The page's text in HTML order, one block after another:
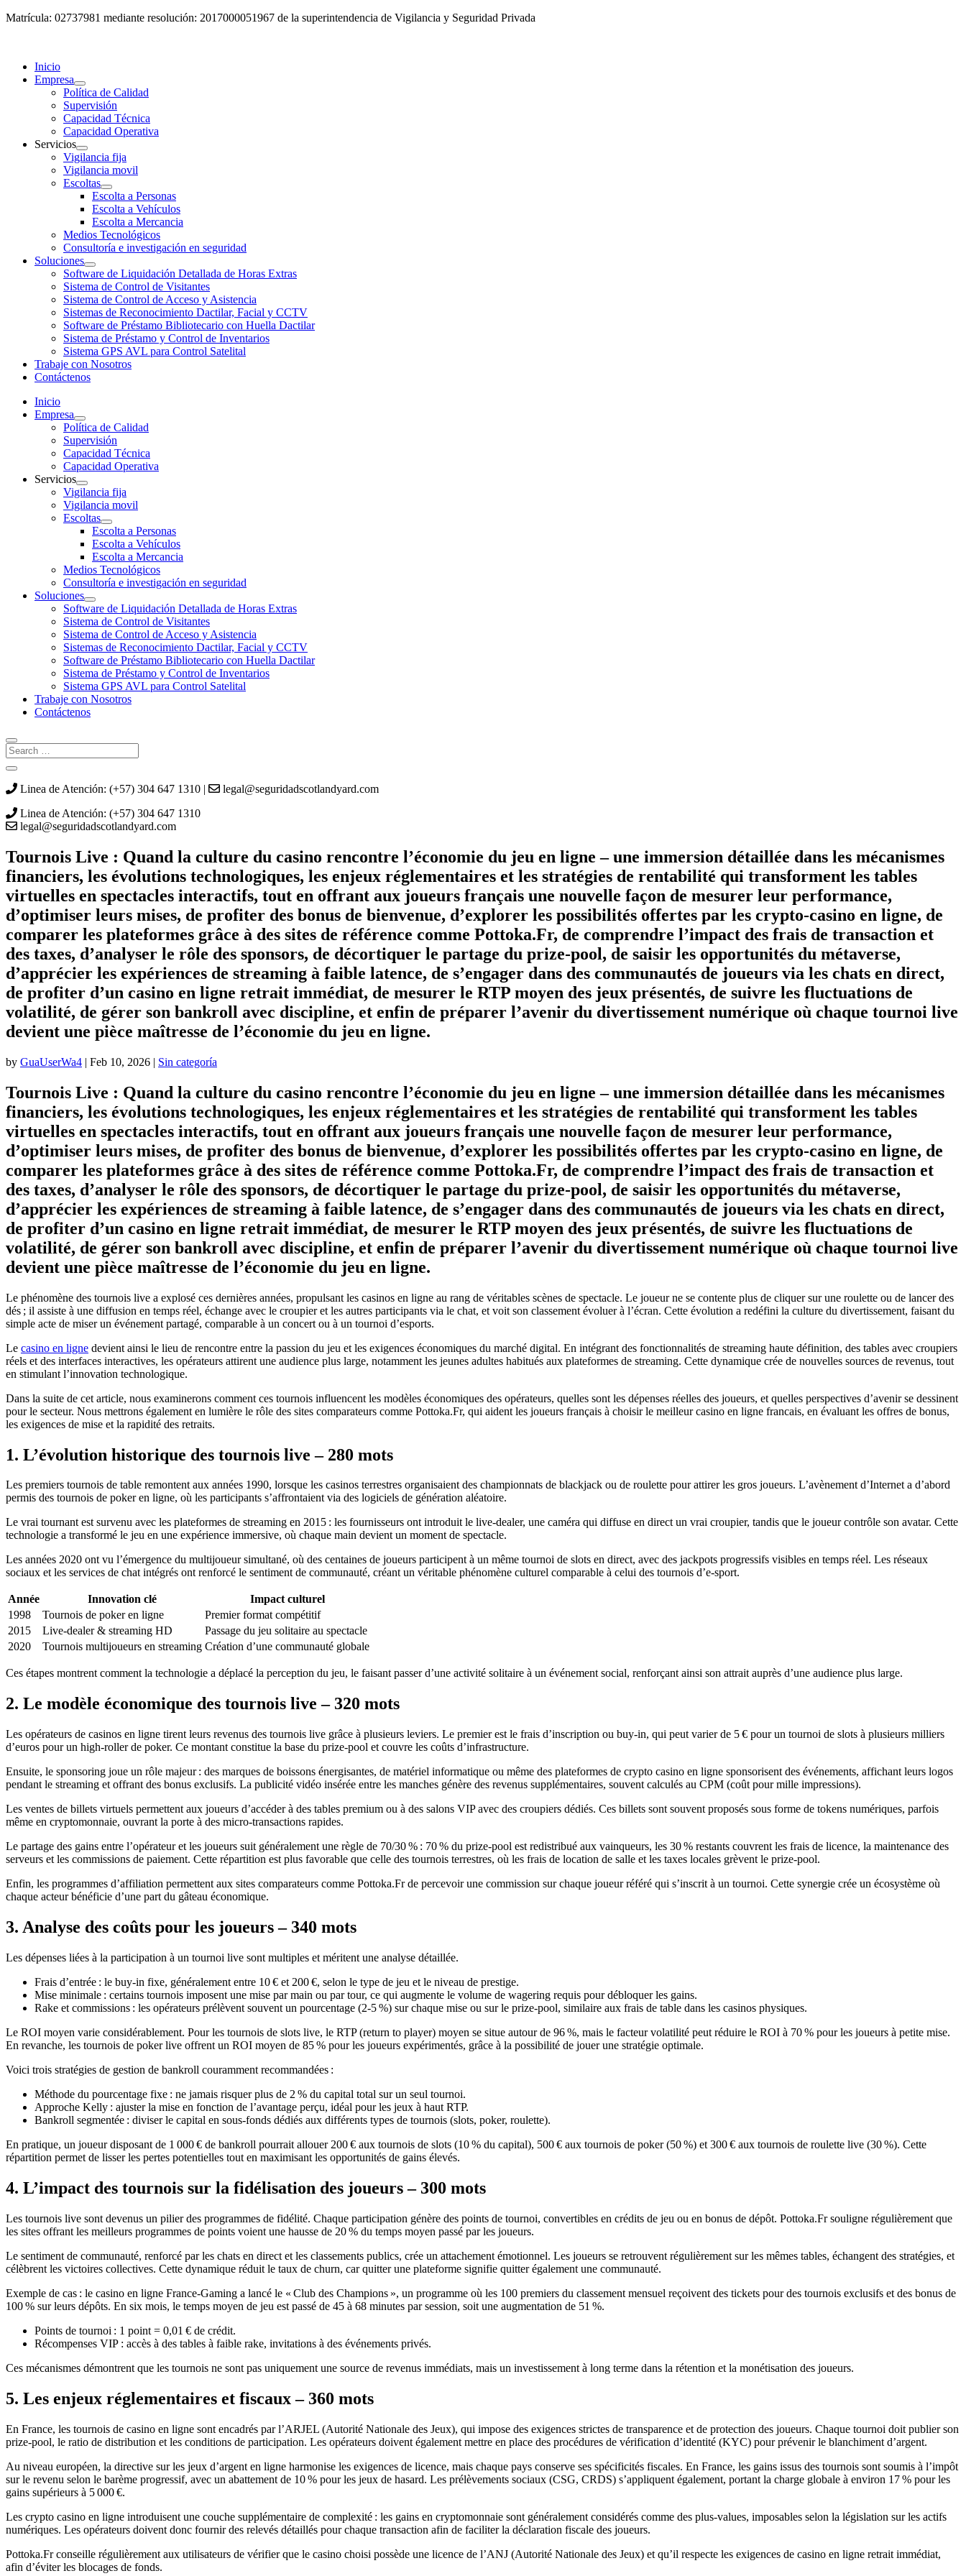
Matrícula: 02737981 mediante resolución: 2017000051967 de la superintendencia de Vigilancia y Seguridad Privada
Inicio
Empresa
Política de Calidad
Supervisión
Capacidad Técnica
Capacidad Operativa
Servicios
Vigilancia fija
Vigilancia movil
Escoltas
Escolta a Personas
Escolta a Vehículos
Escolta a Mercancia
Medios Tecnológicos
Consultoría e investigación en seguridad
Soluciones
Software de Liquidación Detallada de Horas Extras
Sistema de Control de Visitantes
Sistema de Control de Acceso y Asistencia
Sistemas de Reconocimiento Dactilar, Facial y CCTV
Software de Préstamo Bibliotecario con Huella Dactilar
Sistema de Préstamo y Control de Inventarios
Sistema GPS AVL para Control Satelital
Trabaje con Nosotros
Contáctenos
Inicio
Empresa
Política de Calidad
Supervisión
Capacidad Técnica
Capacidad Operativa
Servicios
Vigilancia fija
Vigilancia movil
Escoltas
Escolta a Personas
Escolta a Vehículos
Escolta a Mercancia
Medios Tecnológicos
Consultoría e investigación en seguridad
Soluciones
Software de Liquidación Detallada de Horas Extras
Sistema de Control de Visitantes
Sistema de Control de Acceso y Asistencia
Sistemas de Reconocimiento Dactilar, Facial y CCTV
Software de Préstamo Bibliotecario con Huella Dactilar
Sistema de Préstamo y Control de Inventarios
Sistema GPS AVL para Control Satelital
Trabaje con Nosotros
Contáctenos
Linea de Atención: (+57) 304 647 1310 |
legal@seguridadscotlandyard.com
Linea de Atención: (+57) 304 647 1310
legal@seguridadscotlandyard.com
Tournois Live : Quand la culture du casino rencontre l’économie du jeu en ligne – une immersion détaillée dans les mécanismes
financiers, les évolutions technologiques, les enjeux réglementaires et les stratégies de rentabilité qui transforment les tables
virtuelles en spectacles interactifs, tout en offrant aux joueurs français une nouvelle façon de mesurer leur performance,
d’optimiser leurs mises, de profiter des bonus de bienvenue, d’explorer les possibilités offertes par les crypto‑casino en ligne, de
comparer les plateformes grâce à des sites de référence comme Pottoka.Fr, de comprendre l’impact des frais de transaction et
des taxes, d’analyser le rôle des sponsors, de décortiquer le partage du prize‑pool, de saisir les opportunités du métaverse,
d’apprécier les expériences de streaming à faible latence, de s’engager dans des communautés de joueurs via les chats en direct,
de profiter d’un casino en ligne retrait immédiat, de mesurer le RTP moyen des jeux présentés, de suivre les fluctuations de
volatilité, de gérer son bankroll avec discipline, et enfin de préparer l’avenir du divertissement numérique où chaque tournoi live
devient une pièce maîtresse de l’économie du jeu en ligne.
by GuaUserWa4 | Feb 10, 2026 | Sin categoría
Tournois Live : Quand la culture du casino rencontre l’économie du jeu en ligne – une immersion détaillée dans les mécanismes
financiers, les évolutions technologiques, les enjeux réglementaires et les stratégies de rentabilité qui transforment les tables
virtuelles en spectacles interactifs, tout en offrant aux joueurs français une nouvelle façon de mesurer leur performance,
d’optimiser leurs mises, de profiter des bonus de bienvenue, d’explorer les possibilités offertes par les crypto‑casino en ligne, de
comparer les plateformes grâce à des sites de référence comme Pottoka.Fr, de comprendre l’impact des frais de transaction et
des taxes, d’analyser le rôle des sponsors, de décortiquer le partage du prize‑pool, de saisir les opportunités du métaverse,
d’apprécier les expériences de streaming à faible latence, de s’engager dans des communautés de joueurs via les chats en direct,
de profiter d’un casino en ligne retrait immédiat, de mesurer le RTP moyen des jeux présentés, de suivre les fluctuations de
volatilité, de gérer son bankroll avec discipline, et enfin de préparer l’avenir du divertissement numérique où chaque tournoi live
devient une pièce maîtresse de l’économie du jeu en ligne.
Le phénomène des tournois live a explosé ces dernières années, propulsant les casinos en ligne au rang de véritables scènes de spectacle. Le joueur ne se contente plus de cliquer sur une roulette ou de lancer des
dés ; il assiste à une diffusion en temps réel, échange avec le croupier et les autres participants via le chat, et voit son classement évoluer à l’écran. Cette évolution a redéfini la culture du divertissement, faisant du
simple acte de miser un événement partagé, comparable à un concert ou à un tournoi d’esports.
Le casino en ligne devient ainsi le lieu de rencontre entre la passion du jeu et les exigences économiques du marché digital. En intégrant des fonctionnalités de streaming haute définition, des tables avec croupiers
réels et des interfaces interactives, les opérateurs attirent une audience plus large, notamment les jeunes adultes habitués aux plateformes de streaming. Cette dynamique crée de nouvelles sources de revenus, tout
en stimulant l’innovation technologique.
Dans la suite de cet article, nous examinerons comment ces tournois influencent les modèles économiques des opérateurs, quelles sont les dépenses réelles des joueurs, et quelles perspectives d’avenir se dessinent
pour le secteur. Nous mettrons également en lumière le rôle des sites comparateurs comme Pottoka.Fr, qui aident les joueurs français à choisir le meilleur casino en ligne francais, en évaluant les offres de bonus,
les exigences de mise et la rapidité des retraits.
1. L’évolution historique des tournois live – 280 mots
Les premiers tournois de table remontent aux années 1990, lorsque les casinos terrestres organisaient des championnats de blackjack ou de roulette pour attirer les gros joueurs. L’avènement d’Internet a d’abord
permis des tournois de poker en ligne, où les participants s’affrontaient via des logiciels de génération aléatoire.
Le vrai tournant est survenu avec les plateformes de streaming en 2015 : les fournisseurs ont introduit le live‑dealer, une caméra qui diffuse en direct un vrai croupier, tandis que le joueur contrôle son avatar. Cette
technologie a transformé le jeu en une expérience immersive, où chaque main devient un moment de spectacle.
Les années 2020 ont vu l’émergence du multijoueur simultané, où des centaines de joueurs participent à un même tournoi de slots en direct, avec des jackpots progressifs visibles en temps réel. Les réseaux
sociaux et les services de chat intégrés ont renforcé le sentiment de communauté, créant un véritable phénomène culturel comparable à celui des tournois d’e‑sport.
Année Innovation clé
Impact culturel
1998
Tournois de poker en ligne
Premier format compétitif
2015
Live‑dealer & streaming HD
Passage du jeu solitaire au spectacle
2020
Tournois multijoueurs en streaming Création d’une communauté globale
Ces étapes montrent comment la technologie a déplacé la perception du jeu, le faisant passer d’une activité solitaire à un événement social, renforçant ainsi son attrait auprès d’une audience plus large.
2. Le modèle économique des tournois live – 320 mots
Les opérateurs de casinos en ligne tirent leurs revenus des tournois live grâce à plusieurs leviers. Le premier est le frais d’inscription ou buy‑in, qui peut varier de 5 € pour un tournoi de slots à plusieurs milliers
d’euros pour un high‑roller de poker. Ce montant constitue la base du prize‑pool et couvre les coûts d’infrastructure.
Ensuite, le sponsoring joue un rôle majeur : des marques de boissons énergisantes, de matériel informatique ou même des plateformes de crypto casino en ligne sponsorisent des événements, affichant leurs logos
pendant le streaming et offrant des bonus exclusifs. La publicité vidéo insérée entre les manches génère des revenus supplémentaires, souvent calculés au CPM (coût pour mille impressions).
Les ventes de billets virtuels permettent aux joueurs d’accéder à des tables premium ou à des salons VIP avec des croupiers dédiés. Ces billets sont souvent proposés sous forme de tokens numériques, parfois
même en cryptomonnaie, ouvrant la porte à des micro‑transactions rapides.
Le partage des gains entre l’opérateur et les joueurs suit généralement une règle de 70/30 % : 70 % du prize‑pool est redistribué aux vainqueurs, les 30 % restants couvrent les frais de licence, la maintenance des
serveurs et les commissions de paiement. Cette répartition est plus favorable que celle des tournois terrestres, où les frais de location de salle et les taxes locales grèvent le prize‑pool.
Enfin, les programmes d’affiliation permettent aux sites comparateurs comme Pottoka.Fr de percevoir une commission sur chaque joueur référé qui s’inscrit à un tournoi. Cette synergie crée un écosystème où
chaque acteur bénéficie d’une part du gâteau économique.
3. Analyse des coûts pour les joueurs – 340 mots
Les dépenses liées à la participation à un tournoi live sont multiples et méritent une analyse détaillée.
Frais d’entrée : le buy‑in fixe, généralement entre 10 € et 200 €, selon le type de jeu et le niveau de prestige.
Mise minimale : certains tournois imposent une mise par main ou par tour, ce qui augmente le volume de wagering requis pour débloquer les gains.
Rake et commissions : les opérateurs prélèvent souvent un pourcentage (2‑5 %) sur chaque mise ou sur le prize‑pool, similaire aux frais de table dans les casinos physiques.
Le ROI moyen varie considérablement. Pour les tournois de slots live, le RTP (return to player) moyen se situe autour de 96 %, mais le facteur volatilité peut réduire le ROI à 70 % pour les joueurs à petite mise.
En revanche, les tournois de poker live offrent un ROI moyen de 85 % pour les joueurs expérimentés, grâce à la possibilité de jouer une stratégie optimale.
Voici trois stratégies de gestion de bankroll couramment recommandées :
Méthode du pourcentage fixe : ne jamais risquer plus de 2 % du capital total sur un seul tournoi.
Approche Kelly : ajuster la mise en fonction de l’avantage perçu, idéal pour les jeux à haut RTP.
Bankroll segmentée : diviser le capital en sous‑fonds dédiés aux différents types de tournois (slots, poker, roulette).
En pratique, un joueur disposant de 1 000 € de bankroll pourrait allouer 200 € aux tournois de slots (10 % du capital), 500 € aux tournois de poker (50 %) et 300 € aux tournois de roulette live (30 %). Cette
répartition permet de lisser les pertes potentielles tout en maximisant les opportunités de gains élevés.
4. L’impact des tournois sur la fidélisation des joueurs – 300 mots
Les tournois live sont devenus un pilier des programmes de fidélité. Chaque participation génère des points de tournoi, convertibles en crédits de jeu ou en bonus de dépôt. Pottoka.Fr souligne régulièrement que
les sites offrant les meilleurs programmes de points voient une hausse de 20 % du temps moyen passé par les joueurs.
Le sentiment de communauté, renforcé par les chats en direct et les classements publics, crée un attachement émotionnel. Les joueurs se retrouvent régulièrement sur les mêmes tables, échangent des stratégies, et
célèbrent les victoires collectives. Cette dynamique réduit le taux de churn, car quitter une plateforme signifie quitter également une communauté.
Exemple de cas : le casino en ligne France‑Gaming a lancé le « Club des Champions », un programme où les 100 premiers du classement mensuel reçoivent des tickets pour des tournois exclusifs et des bonus de
100 % sur leurs dépôts. En six mois, le temps moyen de jeu est passé de 45 à 68 minutes par session, soit une augmentation de 51 %.
Points de tournoi : 1 point = 0,01 € de crédit.
Récompenses VIP : accès à des tables à faible rake, invitations à des événements privés.
Ces mécanismes démontrent que les tournois ne sont pas uniquement une source de revenus immédiats, mais un investissement à long terme dans la rétention et la monétisation des joueurs.
5. Les enjeux réglementaires et fiscaux – 360 mots
En France, les tournois de casino en ligne sont encadrés par l’ARJEL (Autorité Nationale des Jeux), qui impose des exigences strictes de transparence et de protection des joueurs. Chaque tournoi doit publier son
prize‑pool, le ratio de distribution et les conditions de participation. Les opérateurs doivent également mettre en place des procédures de vérification d’identité (KYC) pour prévenir le blanchiment d’argent.
Au niveau européen, la directive sur les jeux d’argent en ligne harmonise les exigences de licence, mais chaque pays conserve ses spécificités fiscales. En France, les gains issus des tournois sont soumis à l’impôt
sur le revenu selon le barème progressif, avec un abattement de 10 % pour les jeux de hasard. Les prélèvements sociaux (CSG, CRDS) s’appliquent également, portant la charge globale à environ 17 % pour les
gains supérieurs à 5 000 €.
Les crypto casino en ligne introduisent une couche supplémentaire de complexité : les gains en cryptomonnaie sont généralement considérés comme des plus‑values, imposables selon la législation sur les actifs
numériques. Les opérateurs doivent donc fournir des relevés détaillés pour chaque transaction afin de faciliter la déclaration fiscale des joueurs.
Pottoka.Fr conseille régulièrement aux utilisateurs de vérifier que le casino choisi possède une licence de l’ANJ (Autorité Nationale des Jeux) et qu’il respecte les exigences de casino en ligne retrait immédiat,
afin d’éviter les blocages de fonds.